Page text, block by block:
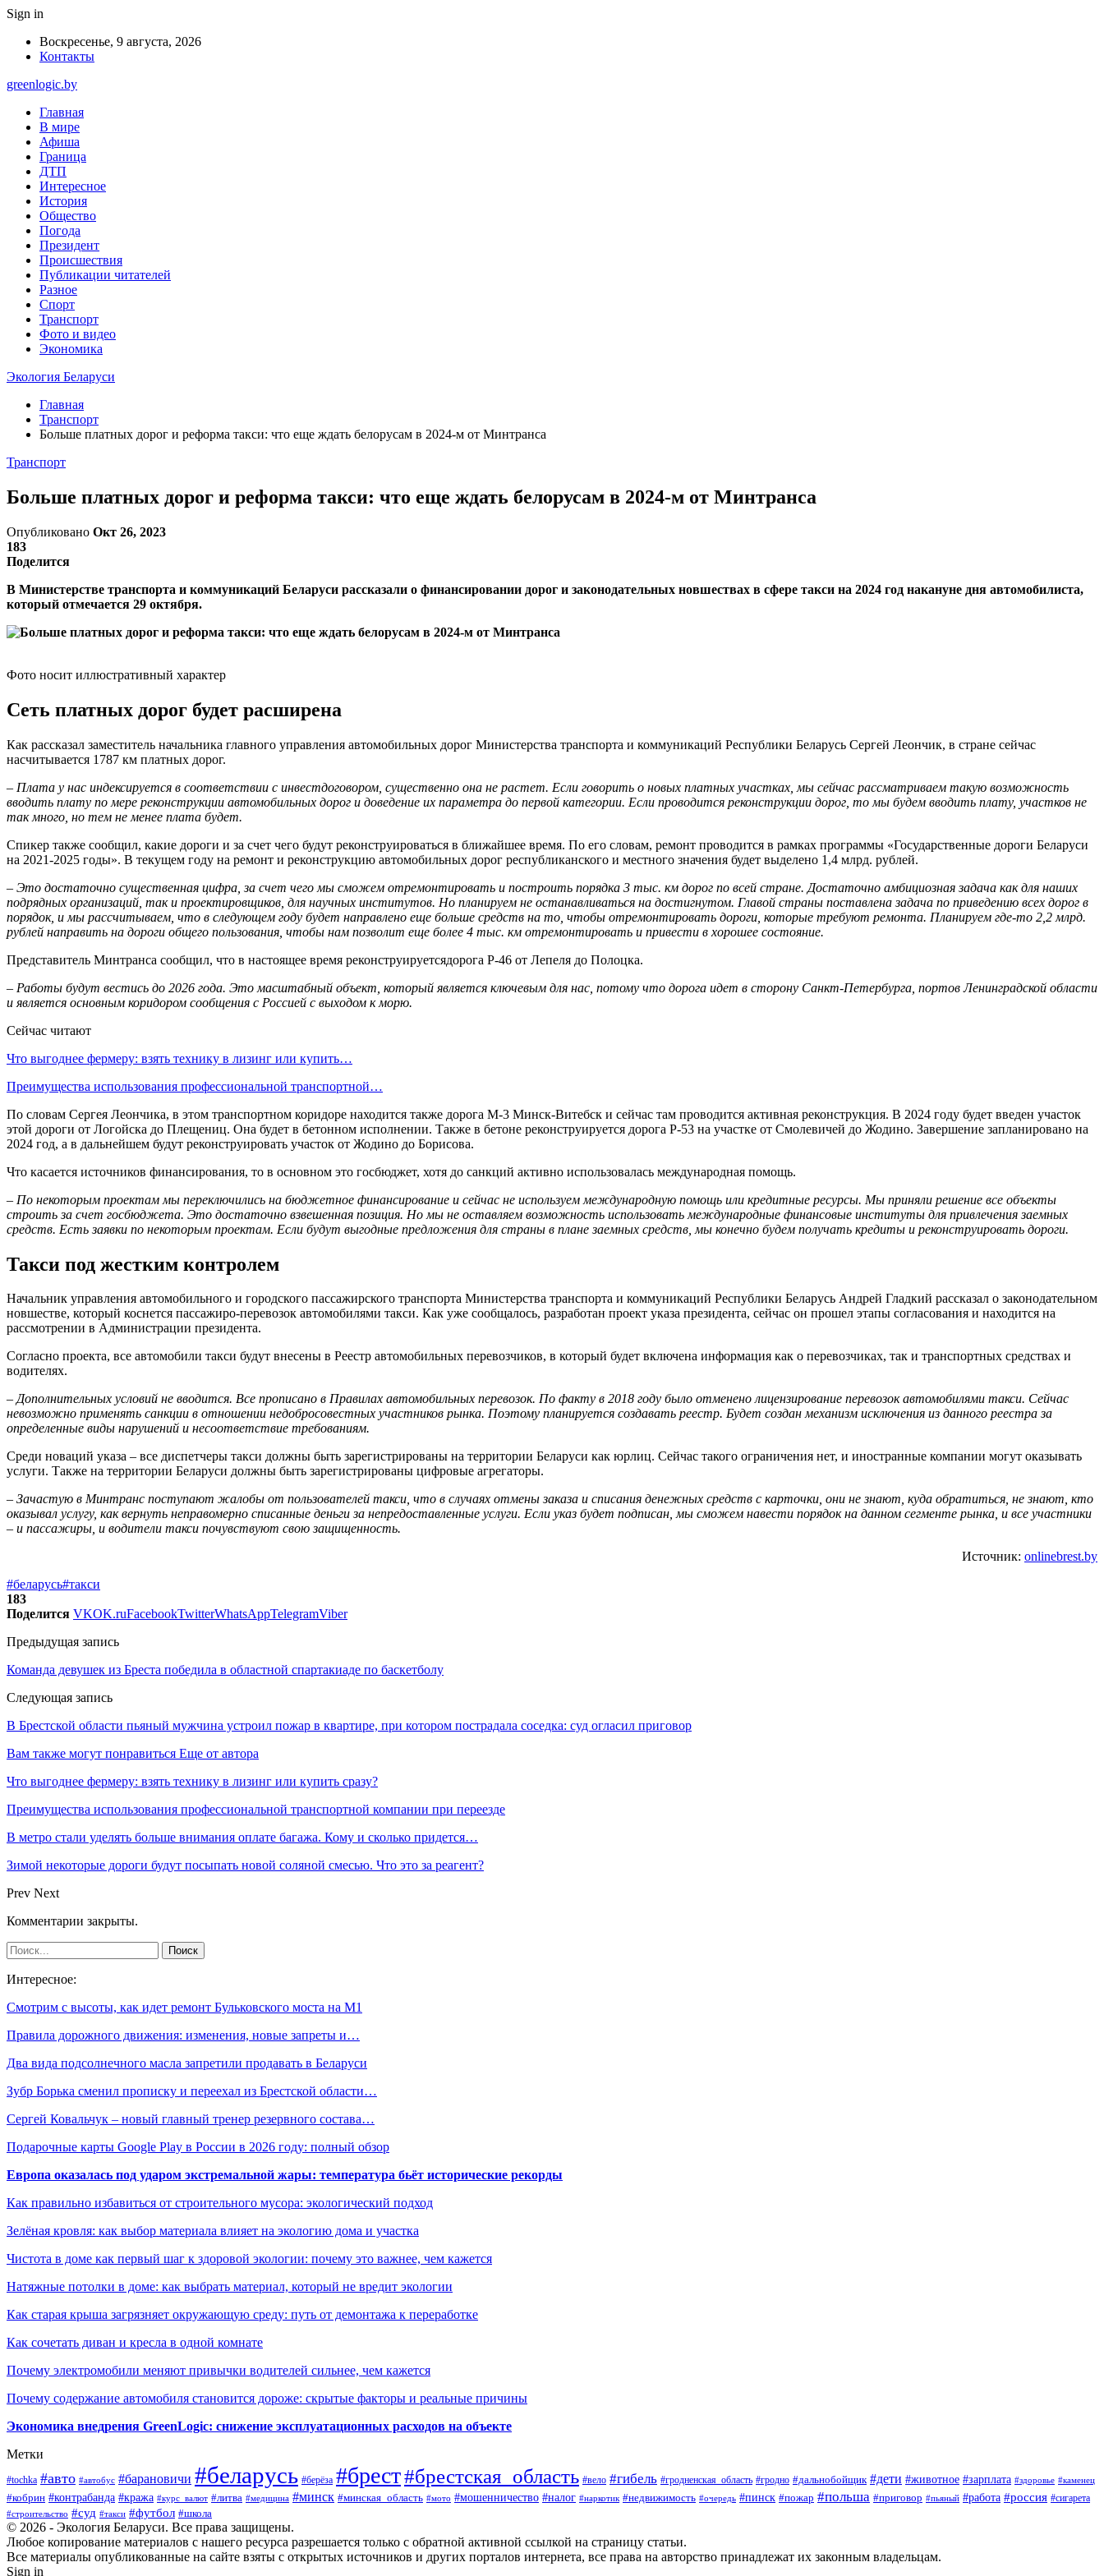
Sign in
Воскресенье, 9 августа, 2026
Контакты
greenlogic.by
Главная
В мире
Афиша
Граница
ДТП
Интересное
История
Общество
Погода
Президент
Происшествия
Публикации читателей
Разное
Спорт
Транспорт
Фото и видео
Экономика
Экология Беларуси
Главная
Транспорт
Больше платных дорог и реформа такси: что еще ждать белорусам в 2024-м от Минтранса
Транспорт
Больше платных дорог и реформа такси: что еще ждать белорусам в 2024-м от Минтранса
Опубликовано Окт 26, 2023
183
Поделится
В Министерстве транспорта и коммуникаций Беларуси рассказали о финансировании дорог и законодательных новшествах в сфере такси на 2024 год накануне дня автомобилиста,
который отмечается 29 октября.
Фото носит иллюстративный характер
Сеть платных дорог будет расширена
Как рассказал заместитель начальника главного управления автомобильных дорог Министерства транспорта и коммуникаций Республики Беларусь Сергей Леончик, в стране сейчас
насчитывается 1787 км платных дорог.
– Плата у нас индексируется в соответствии с инвестдоговором, существенно она не растет. Если говорить о новых платных участках, мы сейчас рассматриваем такую возможность
вводить плату по мере реконструкции автомобильных дорог и доведение их параметра до первой категории. Если проводится реконструкции дорог, то мы будем вводить плату, участков не
так много, но тем не менее плата будет.
Спикер также сообщил, какие дороги и за счет чего будут реконструироваться в ближайшее время. По его словам, ремонт проводится в рамках программы «Государственные дороги Беларуси
на 2021-2025 годы». В текущем году на ремонт и реконструкцию автомобильных дорог республиканского и местного значения будет выделено 1,4 млрд. рублей.
– Это достаточно существенная цифра, за счет чего мы сможем отремонтировать и построить порядка 3 тыс. км дорог по всей стране. Достаточно амбициозная задача как для наших
подрядных организаций, так и проектировщиков, для научных институтов. Но планируем не останавливаться на достигнутом. Главой страны поставлена задача по приведению всех дорог в
порядок, и мы рассчитываем, что в следующем году будет направлено еще больше средств на то, чтобы отремонтировать дороги, которые требуют ремонта. Планируем где-то 2,2 млрд.
рублей направить на дороги общего пользования, чтобы нам позволит еще более 4 тыс. км отремонтировать и привести в хорошее состояние.
Представитель Минтранса сообщил, что в настоящее время реконструируетсядорога Р-46 от Лепеля до Полоцка.
– Работы будут вестись до 2026 года. Это масштабный объект, который является ключевым для нас, потому что дорога идет в сторону Санкт-Петербурга, портов Ленинградской области
и является основным коридором сообщения с Россией с выходом к морю.
Сейчас читают
Что выгоднее фермеру: взять технику в лизинг или купить…
Преимущества использования профессиональной транспортной…
По словам Сергея Леончика, в этом транспортном коридоре находится также дорога М-3 Минск-Витебск и сейчас там проводится активная реконструкция. В 2024 году будет введен участок
этой дороги от Логойска до Плещениц. Она будет в бетонном исполнении. Также в бетоне реконструируется дорога Р-53 на участке от Смолевичей до Жодино. Завершение запланировано на
2024 год, а в дальнейшем будут реконструировать участок от Жодино до Борисова.
Что касается источников финансирования, то в основном это госбюджет, хотя до санкций активно использовалась международная помощь.
– По некоторым проектам мы переключились на бюджетное финансирование и сейчас не используем международную помощь или кредитные ресурсы. Мы приняли решение все объекты
строить за счет госбюджета. Это достаточно взвешенная позиция. Но мы не оставляем возможность использовать международные финансовые институты для привлечения заемных
средств. Есть заявки по некоторым проектам. Если будут выгодные предложения для страны в плане заемных средств, мы конечно будем получать кредиты и реконструировать дороги.
Такси под жестким контролем
Начальник управления автомобильного и городского пассажирского транспорта Министерства транспорта и коммуникаций Республики Беларусь Андрей Гладкий рассказал о законодательном
новшестве, который коснется пассажиро-перевозок автомобилями такси. Как уже сообщалось, разработан проект указа президента, сейчас он прошел этапы согласования и находится на
рассмотрении в Администрации президента.
Согласно проекта, все автомобили такси будут внесены в Реестр автомобильных перевозчиков, в который будет включена информация как о перевозчиках, так и транспортных средствах и
водителях.
– Дополнительных условий не вводится. Все прописано в Правилах автомобильных перевозок. По факту в 2018 году было отменено лицензирование перевозок автомобилями такси. Сейчас
невозможно применять санкции в отношении недобросовестных участников рынка. Поэтому планируется создавать реестр. Будет создан механизм исключения из данного реестра за
определенные виды нарушений и несоответствие требованиям.
Среди новаций указа – все диспетчеры такси должны быть зарегистрированы на территории Беларуси как юрлиц. Сейчас такого ограничения нет, и иностранные компании могут оказывать
услуги. Также на территории Беларуси должны быть зарегистрированы цифровые агрегаторы.
– Зачастую в Минтранс поступают жалобы от пользователей такси, что в случаях отмены заказа и списания денежных средств с карточки, они не знают, куда обратиться, не знают, кто
оказывал услугу, как вернуть неправомерно списанные деньги за непредоставленные услуги. Если указ будет подписан, мы сможем навести порядок на данном сегменте рынка, и все участники
– и пассажиры, и водители такси почувствуют свою защищенность.
Источник: onlinebrest.by
#беларусь#такси
183
Поделится VKOK.ruFacebookTwitterWhatsAppTelegramViber
Предыдущая запись
Команда девушек из Бреста победила в областной спартакиаде по баскетболу
Следующая запись
В Брестской области пьяный мужчина устроил пожар в квартире, при котором пострадала соседка: суд огласил приговор
Вам также могут понравиться Еще от автора
Что выгоднее фермеру: взять технику в лизинг или купить сразу?
Преимущества использования профессиональной транспортной компании при переезде
В метро стали уделять больше внимания оплате багажа. Кому и сколько придется…
Зимой некоторые дороги будут посыпать новой соляной смесью. Что это за реагент?
Prev Next
Комментарии закрыты.
Интересное:
Смотрим с высоты, как идет ремонт Бульковского моста на М1
Правила дорожного движения: изменения, новые запреты и…
Два вида подсолнечного масла запретили продавать в Беларуси
Зубр Борька сменил прописку и переехал из Брестской области…
Сергей Ковальчук – новый главный тренер резервного состава…
Подарочные карты Google Play в России в 2026 году: полный обзор
Европа оказалась под ударом экстремальной жары: температура бьёт исторические рекорды
Как правильно избавиться от строительного мусора: экологический подход
Зелёная кровля: как выбор материала влияет на экологию дома и участка
Чистота в доме как первый шаг к здоровой экологии: почему это важнее, чем кажется
Натяжные потолки в доме: как выбрать материал, который не вредит экологии
Как старая крыша загрязняет окружающую среду: путь от демонтажа к переработке
Как сочетать диван и кресла в одной комнате
Почему электромобили меняют привычки водителей сильнее, чем кажется
Почему содержание автомобиля становится дороже: скрытые факторы и реальные причины
Экономика внедрения GreenLogic: снижение эксплуатационных расходов на объекте
Метки
#tochka #авто #автобус #барановичи #беларусь #берёза #брест#брестская_область #вело #гибель #гродненская_область #гродно #дальнобойщик #дети #животное #зарплата #здоровье #каменец
#кобрин #контрабанда #кража #курс_валют #литва #медицина #минск #минская_область #мото #мошенничество #налог #наркотик #недвижимость #очередь #пинск #пожар #польша #приговор #пьяный #работа #россия #сигарета
#строительство #суд #такси #футбол #школа
© 2026 - Экология Беларуси. Все права защищены.
Любое копирование материалов с нашего ресурса разрешается только с обратной активной ссылкой на страницу статьи.
Все материалы опубликованные на сайте взяты с открытых источников и других порталов интернета, все права на авторство принадлежат их законным владельцам.
Sign in